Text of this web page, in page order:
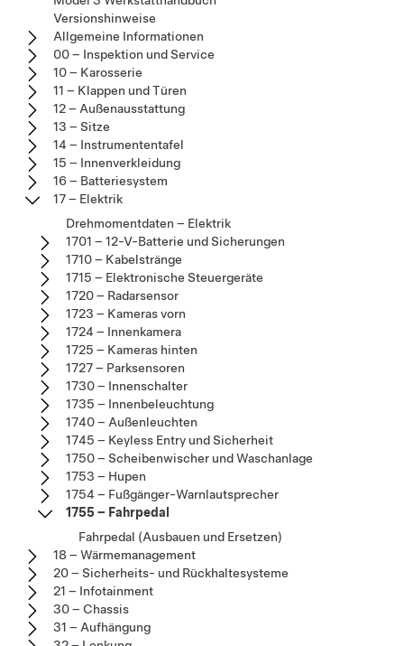
Versionshinweise
Allgemeine Informationen
00 – Inspektion und Service
10 – Karosserie
11 – Klappen und Türen
12 – Außenausstattung
13 – Sitze
14 – Instrumententafel
15 – Innenverkleidung
16 – Batteriesystem
17 – Elektrik
Drehmomentdaten – Elektrik
1701 – 12-V-Batterie und Sicherungen
1710 – Kabelstränge
1715 – Elektronische Steuergeräte
1720 – Radarsensor
1723 – Kameras vorn
1724 – Innenkamera
1725 – Kameras hinten
1727 – Parksensoren
1730 – Innenschalter
1735 – Innenbeleuchtung
1740 – Außenleuchten
1745 – Keyless Entry und Sicherheit
1750 – Scheibenwischer und Waschanlage
1753 – Hupen
1754 – Fußgänger-Warnlautsprecher
1755 – Fahrpedal
Fahrpedal (Ausbauen und Ersetzen)
18 – Wärmemanagement
20 – Sicherheits- und Rückhaltesysteme
21 – Infotainment
30 – Chassis
31 – Aufhängung